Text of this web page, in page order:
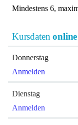
Mindestens 6,
Kursdatenonline
Donnerstag
Anmelden
Dienstag
Anmelden